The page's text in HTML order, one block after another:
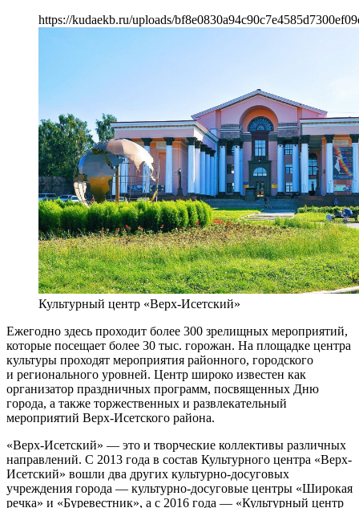
https://kudaekb.ru/uploads/
Культурный центр «Верх-Исетский»
Ежегодно здесь проходит более 300 зрелищных мероприятий,
которые посещает более 30 тыс. горожан. На площадке центра
культуры проходят мероприятия районного, городского
и регионального уровней. Центр широко известен как
организатор праздничных программ, посвященных Дню
города, а также торжественных и развлекательный
мероприятий Верх-Исетского района.
«Верх-Исетский» — это и творческие коллективы различных
направлений. С 2013 года в состав Культурного центра «Верх-
Исетский» вошли два других культурно-досуговых
учреждения города — культурно-досуговые центры «Широкая
речка» и «Буревестник», а с 2016 года — «Культурный центр